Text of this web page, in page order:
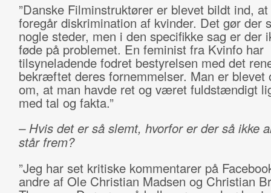
”Danske Filminstruktører er blevet bildt ind,
foregår diskrimination af kvinder. Det gør der
nogle steder, men i den specifikke sag er der
føde på problemet. En feminist fra Kvinfo har
tilsyneladende fodret bestyrelsen med det
bekræftet deres fornemmelser. Man er blevet
om, at man havde ret og været fuldstændigt
med tal og fakta.”
– Hvis det er så slemt, hvorfor er der så ikke
står frem?
”Jeg har set kritiske kommentarer på
andre af Ole Christian Madsen og Christian